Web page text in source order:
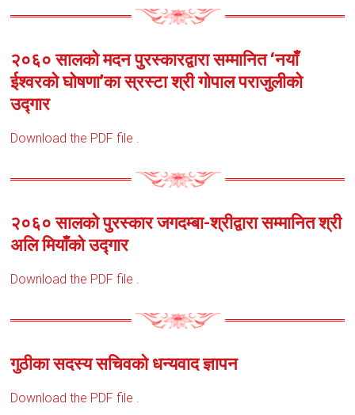
२०६० सालको मदन पुरस्कारद्वारा सम्मानित ‘नयाँ
ईश्वरको घोषणा’का स्रस्टा श्री गोपाल पराजुलीको
उद्गार
Download the PDF file .
२०६० सालको पुरस्कार जगदम्बा-श्रीद्वारा सम्मानित श्री
अलि मियाँको उद्गार
Download the PDF file .
गुठीका सदस्य सचिवको धन्यवाद ज्ञापन
Download the PDF file .